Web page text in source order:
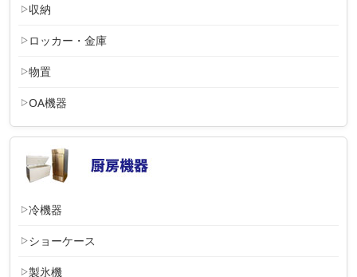
収納
ロッカー・金庫
物置
OA機器
冷機器
ショーケース
製氷機